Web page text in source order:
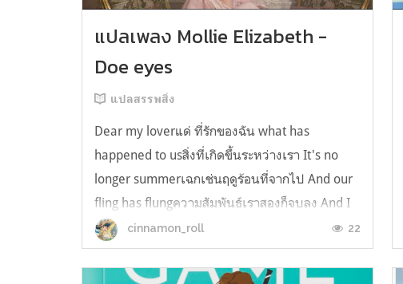
แปลเพลง Mollie Elizabeth -
Doe eyes
แปลสรรพสิ่ง
Dear my loverแด่ ที่รักของฉัน what has
happened to usสิ่งที่เกิดขึ้นระหว่างเรา It's no
longer summerเฉกเช่นฤดูร้อนที่จากไป And our
fling has flungความสัมพันธ์เราสองก็จบลง And I
still spin your recordsแต่ฉันยังเล่นเพลงโปรดของ
คุณบนแผ่นเสียงไวนิล And You still feel like
homeในใจฉัน ตัวตนคุณก็ยังอบอ...
cinnamon_roll 22